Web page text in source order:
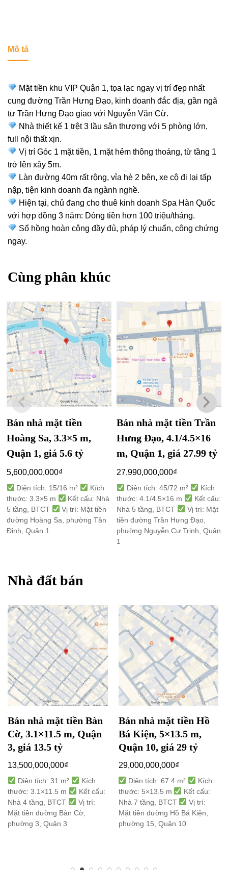
Mô tả
Mặt tiền khu VIP Quận 1, tọa lạc ngay vị trí đẹp nhất
cung đường Trần Hưng Đạo, kinh doanh đắc địa, gần ngã
tư Trần Hưng Đạo giao với Nguyễn Văn Cừ.
Nhà thiết kế 1 trệt 3 lầu sân thượng với 5 phòng lớn,
full nội thất xịn.
Vị trí Góc 1 mặt tiền, 1 mặt hẻm thông thoáng, từ tầng 1
trở lên xây 5m.
Làn đường 40m rất rộng, vỉa hè 2 bên, xe cộ đi lại tấp
nập, tiện kinh doanh đa ngành nghề.
Hiện tại, chủ đang cho thuê kinh doanh Spa Hàn Quốc
với hợp đồng 3 năm: Dòng tiền hơn 100 triệu/tháng.
Sổ hồng hoàn công đầy đủ, pháp lý chuẩn, công chứng
ngay.
Cùng phân khúc
Bán nhà mặt tiền
Hoàng Sa, 3.3×5 m,
Quận 1, giá 5.6 tỷ
5,600,000,000₫
Diện tích: 15/16 m²
Kích
thước: 3.3×5 m
Kết cấu: Nhà
5 tầng, BTCT
Vị trí: Mặt tiền
đường Hoàng Sa, phường Tân
Định, Quận 1
Bán nhà mặt tiền Trần
Hưng Đạo, 4.1/4.5×16
m, Quận 1, giá 27.99 tỷ
27,990,000,000₫
Diện tích: 45/72 m²
Kích
thước: 4.1/4.5×16 m
Kết cấu:
Nhà 5 tầng, BTCT
Vị trí: Mặt
tiền đường Trần Hưng Đạo,
phường Nguyễn Cư Trinh, Quận
1
Nhà đất bán
Bán nhà mặt tiền Bàn
Cờ, 3.1×11.5 m, Quận
3, giá 13.5 tỷ
13,500,000,000₫
Diện tích: 31 m²
Kích
thước: 3.1×11.5 m
Kết cấu:
Nhà 4 tầng, BTCT
Vị trí:
Mặt tiền đường Bàn Cờ,
phường 3, Quận 3
Bán nhà mặt tiền Hồ
Bá Kiện, 5×13.5 m,
Quận 10, giá 29 tỷ
29,000,000,000₫
Diện tích: 67.4 m²
Kích
thước: 5×13.5 m
Kết cấu:
Nhà 7 tầng, BTCT
Vị trí:
Mặt tiền đường Hồ Bá Kiện,
phường 15, Quận 10